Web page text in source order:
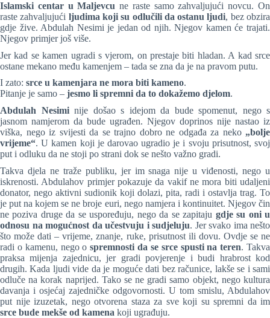
Islamski centar u Maljevcu ne raste samo zahvaljujući novcu. On
raste zahvaljujući ljudima koji su odlučili da ostanu ljudi, bez obzira
gdje žive. Abdulah Nesimi je jedan od njih. Njegov kamen će trajati.
Njegov primjer još više.
Jer kad se kamen ugradi s vjerom, on prestaje biti hladan. A kad srce
ostane mekano među kamenjem – tada se zna da je na pravom putu.
I zato: srce u kamenjara ne mora biti kameno.
Pitanje je samo – jesmo li spremni da to dokažemo djelom.
Abdulah Nesiminije došao s idejom da bude spomenut, nego s
jasnom namjerom da bude ugrađen. Njegov doprinos nije nastao iz
viška, nego iz svijesti da se trajno dobro ne odgađa za neko „bolje
vrijeme“. U kamen koji je darovao ugradio je i svoju prisutnost, svoj
put i odluku da ne stoji po strani dok se nešto važno gradi.
Takva djela ne traže publiku, jer im snaga nije u viđenosti, nego u
iskrenosti. Abdulahov primjer pokazuje da vakif ne mora biti udaljeni
donator, nego aktivni sudionik koji dolazi, pita, radi i ostavlja trag. To
je put na kojem se ne broje euri, nego namjera i kontinuitet. Njegov čin
ne poziva druge da se uspoređuju, nego da se zapitaju gdje su oni u
odnosu na mogućnost da učestvuju i sudjeluju. Jer svako ima nešto
što može dati – vrijeme, znanje, ruke, prisutnost ili dovu. Ovdje se ne
radi o kamenu, nego ospremnosti da se srce spusti na teren. Takva
praksa mijenja zajednicu, jer gradi povjerenje i budi hrabrost kod
drugih. Kada ljudi vide da je moguće dati bez računice, lakše se i sami
odluče na korak naprijed. Tako se ne gradi samo objekt, nego kultura
davanja i osjećaj zajedničke odgovornosti. U tom smislu, Abdulahov
put nije izuzetak, nego otvorena staza za sve koji su spremni da im
srce bude mekše od kamena koji ugrađuju.